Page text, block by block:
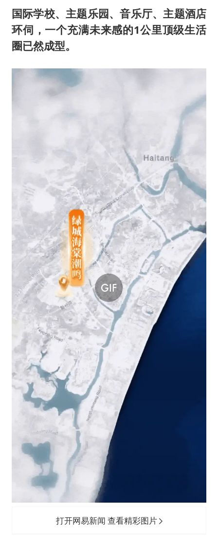
国际学校、主题乐园、音乐厅、主题酒店
环伺，一个充满未来感的1公里顶级生活
圈已然成型。
打开网易新闻 查看精彩图片